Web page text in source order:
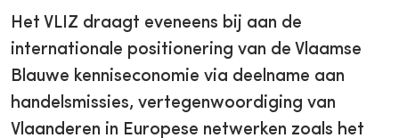
Het VLIZ draagt eveneens bij aan de
internationale positionering van de Vlaamse
Blauwe kenniseconomie via deelname aan
handelsmissies, vertegenwoordiging van
Vlaanderen in Europese netwerken zoals het